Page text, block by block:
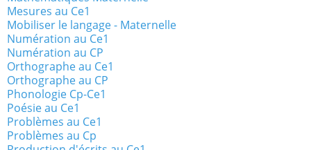
Mesures au Ce1
Mobiliser le langage - Maternelle
Numération au Ce1
Numération au CP
Orthographe au Ce1
Orthographe au CP
Phonologie Cp-Ce1
Poésie au Ce1
Problèmes au Ce1
Problèmes au Cp